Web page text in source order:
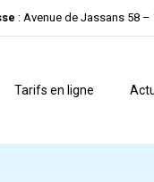
: Avenue de Jassans 58 –
Tarifs en ligne